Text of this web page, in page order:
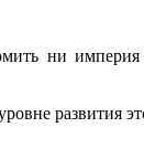
ни
развития